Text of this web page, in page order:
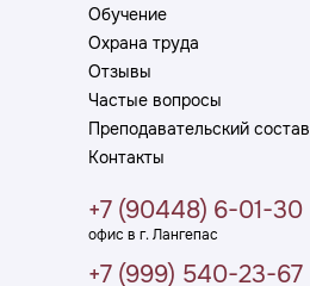
офис в г. Лангепас
+7 (90448) 6-01-30
+7 (999) 540-23-67
Охрана труда
Отзывы
Частые вопросы
Преподавательский состав
Контакты
Обучение